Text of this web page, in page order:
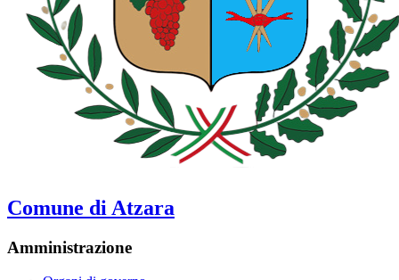
Comune di Atzara
Amministrazione